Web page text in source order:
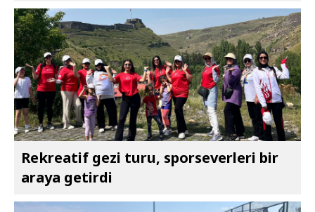
Rekreatif gezi turu, sporseverleri bir
araya getirdi